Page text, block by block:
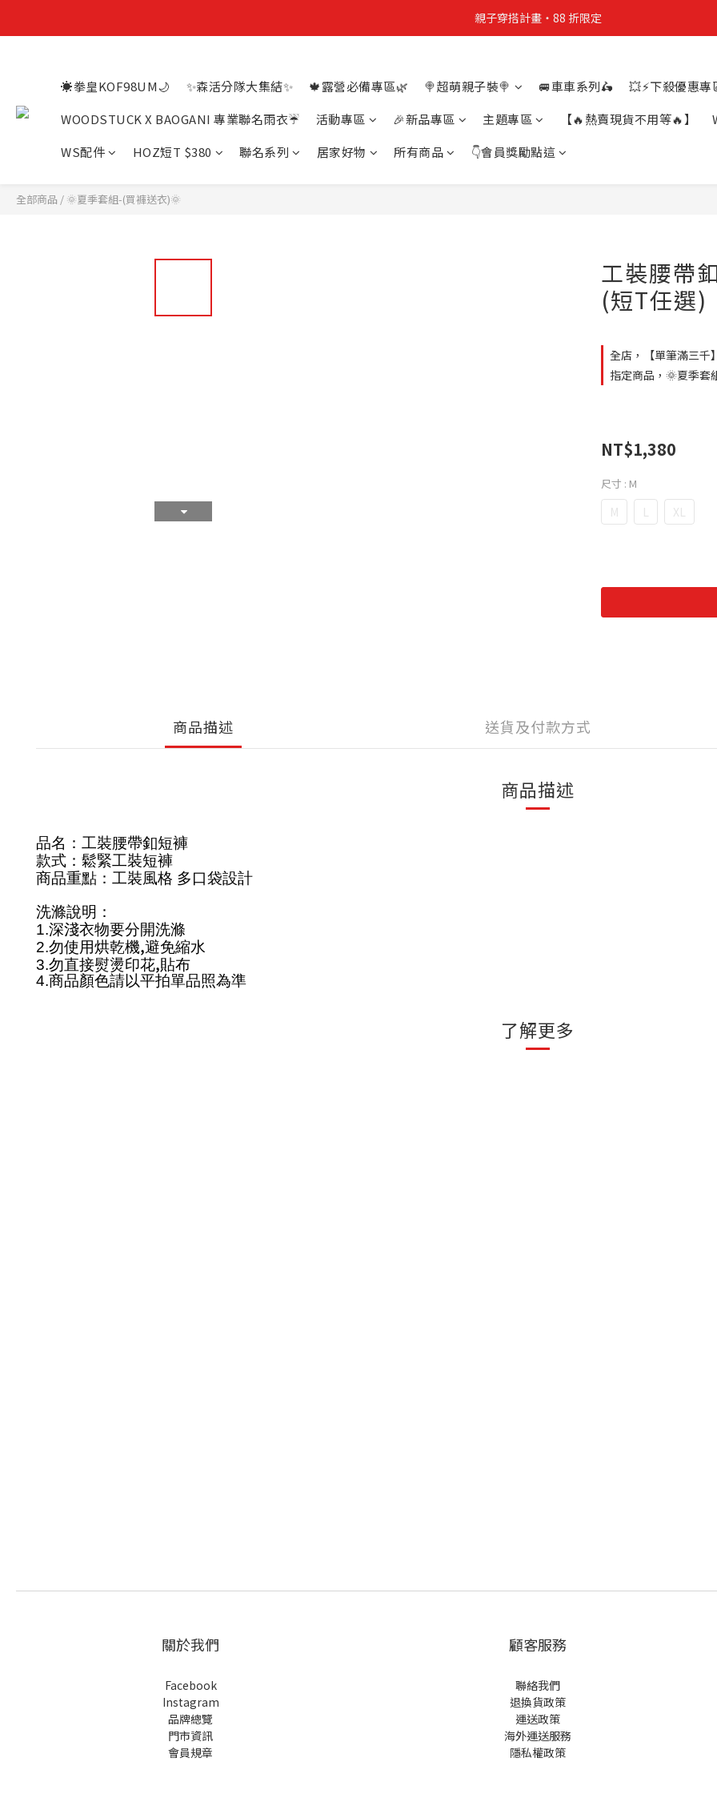
親子穿搭計畫・88 折限定
親子穿搭計畫・88 折限定
買4件短T送雨傘☂️！【這把傘，大概率不是你在撐☂️】
親子穿搭計畫・88 折限定
☀️拳皇KOF98UM🌙 ✨森活分隊大集結✨ 🍁露營必備專區🌿 🍭超萌親子裝🍭 🚐車車系列🛵
💥⚡下殺優惠專
WOODSTUCK X BAOGANI 專業聯名雨衣☔
活動專區 🎉新品專區 主題專區 【🔥熱賣現貨不用等🔥】
WS配件
HOZ短T $380 聯名系列 居家好物 所有商品 👇會員獎勵點這
全部商品 / 🌞夏季套組-(買褲送衣)🌞
工裝腰帶
(短T任選)
全店，【單筆滿三千
指定商品，🌞夏季套
NT$1,380
尺寸 : M
M L XL
商品描述 送貨及付款方式
商品描述
品名：工裝腰帶釦短褲
款式：鬆緊工裝短褲
商品重點：工裝風格 多口袋設計
洗滌說明：
1.深淺衣物要分開洗滌
2.勿使用烘乾機,避免縮水
3.勿直接熨燙印花,貼布
4.商品顏色請以平拍單品照為準
了解更多
關於我們
Facebook
Instagram
品牌總覽
門市資訊
會員規章
顧客服務
聯絡我們
退換貨政策
運送政策
海外運送服務
隱私權政策